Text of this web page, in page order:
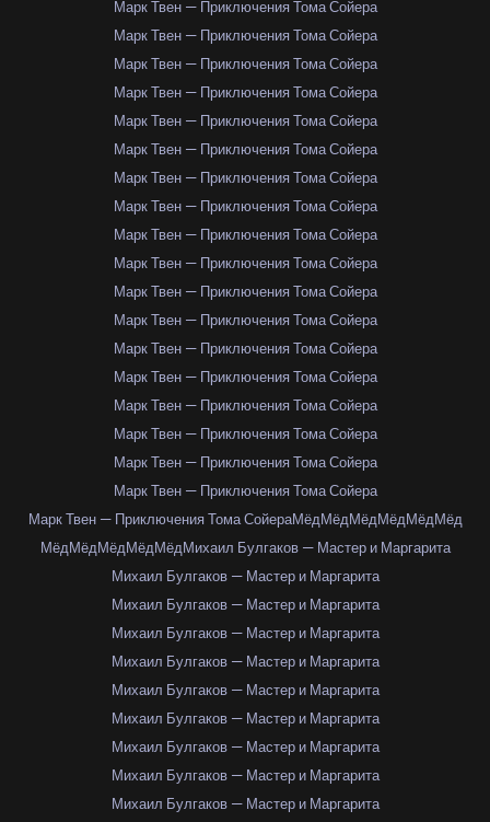
Марк Твен — Приключения Тома Сойера
Марк Твен — Приключения Тома Сойера
Марк Твен — Приключения Тома Сойера
Марк Твен — Приключения Тома Сойера
Марк Твен — Приключения Тома Сойера
Марк Твен — Приключения Тома Сойера
Марк Твен — Приключения Тома Сойера
Марк Твен — Приключения Тома Сойера
Марк Твен — Приключения Тома Сойера
Марк Твен — Приключения Тома Сойера
Марк Твен — Приключения Тома Сойера
Марк Твен — Приключения Тома Сойера
Марк Твен — Приключения Тома Сойера
Марк Твен — Приключения Тома Сойера
Марк Твен — Приключения Тома Сойера
Марк Твен — Приключения Тома Сойера
Марк Твен — Приключения Тома Сойера
Марк Твен — Приключения Тома Сойера
Марк Твен — Приключения Тома СойераМёдМёдМёдМёдМёдМёд
МёдМёдМёдМёдМёдМихаил Булгаков — Мастер и Маргарита
Михаил Булгаков — Мастер и Маргарита
Михаил Булгаков — Мастер и Маргарита
Михаил Булгаков — Мастер и Маргарита
Михаил Булгаков — Мастер и Маргарита
Михаил Булгаков — Мастер и Маргарита
Михаил Булгаков — Мастер и Маргарита
Михаил Булгаков — Мастер и Маргарита
Михаил Булгаков — Мастер и Маргарита
Михаил Булгаков — Мастер и Маргарита